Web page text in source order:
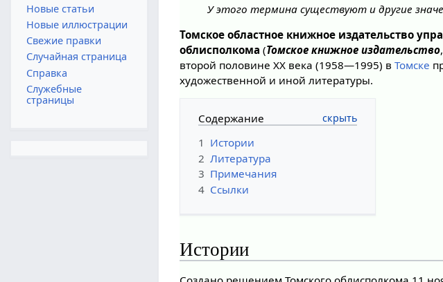
У этого термина существуют и другие
Томское областное книжное издательство
облисполкома (Томское книжное издательство,
второй половине XX века (1958—1995) вТомске
художественной и иной литературы.
Содержание
1 Истории
2 Литература
3 Примечания
4 Ссылки
Истории
Новые статьи
Новые иллюстрации
Свежие правки
Случайная страница
Справка
Служебные
страницы